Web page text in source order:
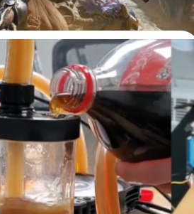
รไปร่วมทดสอบครั้งนี้ยังได้สัมภาษณ์
ร์เกม คุณเรียวโซ สึจิโมโตะ (Ryozo
าเมะ ฟุจิโอกะ (Kaname Fujioka)
Art Director กับคำถามที่คิดว่า
าฝากกันอีกด้วย ! ความพิเศษของ
สำหรับภาค Wilds ตัวเกมจะพาเหล่า
ปในดินแดนแห่งใหม่ที่น่าค้นหาไปทุกซอก
างทีมงานเห็นได้ว่าผู้พัฒนาใส่ใจใน
ๆอย่างมาก ไม่ว่าจะเป็นระบบนิเวศน์
ฉาก ไปจนถึงพฤติกรรมของมอนสเตอร์
เฉพาะตัวอย่างการรวมฝูง หรือการ
ชพรรณ และสิ่งมีชีวิตตัวจิ๋ว ๆ…
โค้กระบายความร้อน PC แทน
ด้ผลดีกว่าที่คาด!
วามร้อนเป็นอีกหนึ่งวิธีที่ได้รับความนิยม
อเตอร์คนนี้ได้ทำอะไรที่แตกต่าง โดย
วามร้อนแทนน้ำเปล่า แล้วดันได้ผลดี
days ago